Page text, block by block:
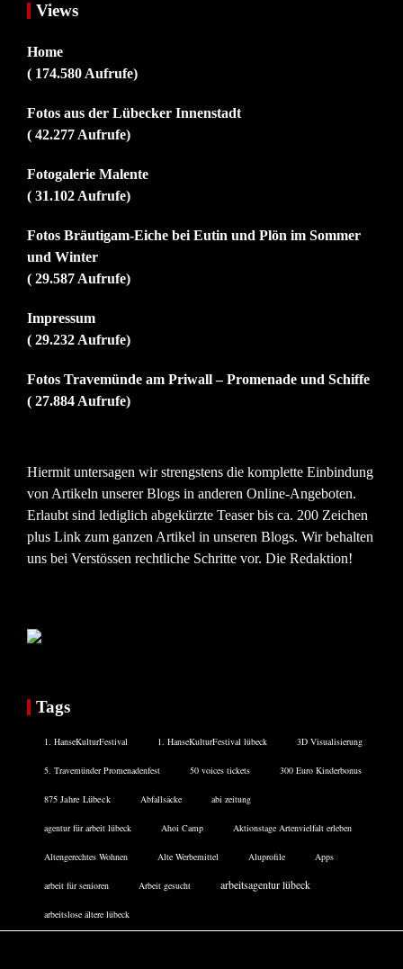
Views
Home
( 174.580 Aufrufe)
Fotos aus der Lübecker Innenstadt
( 42.277 Aufrufe)
Fotogalerie Malente
( 31.102 Aufrufe)
Fotos Bräutigam-Eiche bei Eutin und Plön im Sommer
und Winter
( 29.587 Aufrufe)
Impressum
( 29.232 Aufrufe)
Fotos Travemünde am Priwall – Promenade und Schiffe
( 27.884 Aufrufe)
Hiermit untersagen wir strengstens die komplette Einbindung
von Artikeln unserer Blogs in anderen Online-Angeboten.
Erlaubt sind lediglich abgekürzte Teaser bis ca. 200 Zeichen
plus Link zum ganzen Artikel in unseren Blogs. Wir behalten
uns bei Verstössen rechtliche Schritte vor. Die Redaktion!
Tags
1. HanseKulturFestival 1. HanseKulturFestival lübeck 3D Visualisierung
5. Travemünder Promenadenfest 50 voices tickets 300 Euro Kinderbonus
875 Jahre Lübeck Abfallsäcke abi zeitung
agentur für arbeit lübeck Ahoi Camp Aktionstage Artenvielfalt erleben
Altengerechtes Wohnen Alte Werbemittel Aluprofile Apps
arbeit für senioren Arbeit gesucht arbeitsagentur lübeck
arbeitslose ältere lübeck